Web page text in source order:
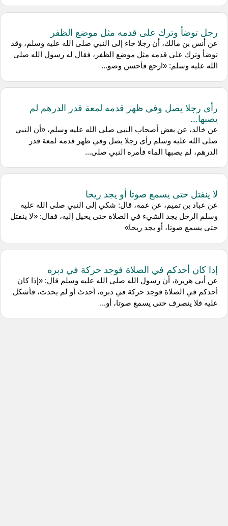
رجل توضأ وترك على قدمه مثل موضع الظفر
عن أنس بن مالك، أن رجلا جاء إلى النبي صلى الله عليه وسلم، وقد
توضأ وترك على قدمه مثل موضع الظفر، فقال له رسول الله صلى
الله عليه وسلم: «ارجع فأحسن وضو...
رأى رجلا يصل وفي ظهر قدمه لمعة قدر الدرهم لم
يصبها...
عن خالد، عن بعض أصحاب النبي صلى الله عليه وسلم، «أن النبي
صلى الله عليه وسلم رأى رجلا يصل وفي ظهر قدمه لمعة قدر
الدرهم، لم يصبها الماء فأمره النبي صلى...
لا ينفتل حتى يسمع صوتا أو يجد ريحا
عن عباد بن تميم، عن عمه، قال: شكي إلى النبي صلى الله عليه
وسلم الرجل يجد الشيء في الصلاة حتى يخيل إليه، فقال: «لا ينفتل
حتى يسمع صوتا، أو يجد ريحا»
إذا كان أحدكم في الصلاة فوجد حركة في دبره
عن أبي هريرة، أن رسول الله صلى الله عليه وسلم قال: «إذا كان
أحدكم في الصلاة فوجد حركة في دبره، أحدث أو لم يحدث، فأشكل
عليه فلا ينصرف حتى يسمع صوتا، أو...